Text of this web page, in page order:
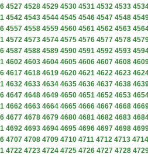
4527 4528 4529 4530 4531 4532 4533
4542 4543 4544 4545 4546 4547 4548
4557 4558 4559 4560 4561 4562 4563
4572 4573 4574 4575 4576 4577 4578
4587 4588 4589 4590 4591 4592 4593
4602 4603 4604 4605 4606 4607 4608
4617 4618 4619 4620 4621 4622 4623
4632 4633 4634 4635 4636 4637 4638
4647 4648 4649 4650 4651 4652 4653
4662 4663 4664 4665 4666 4667 4668
4677 4678 4679 4680 4681 4682 4683
4692 4693 4694 4695 4696 4697 4698
4707 4708 4709 4710 4711 4712 4713 4714
4722 4723 4724 4725 4726 4727 4728